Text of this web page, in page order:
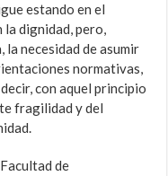
estando en el
la dignidad, pero,
la necesidad de asumir
normativas,
con aquel principio
fragilidad y del
de